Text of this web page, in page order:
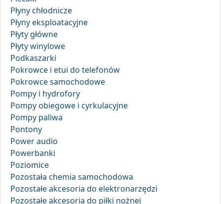
Płyny chłodnicze
Płyny eksploatacyjne
Płyty główne
Płyty winylowe
Podkaszarki
Pokrowce i etui do telefonów
Pokrowce samochodowe
Pompy i hydrofory
Pompy obiegowe i cyrkulacyjne
Pompy paliwa
Pontony
Power audio
Powerbanki
Poziomice
Pozostała chemia samochodowa
Pozostałe akcesoria do elektronarzędzi
Pozostałe akcesoria do piłki nożnej